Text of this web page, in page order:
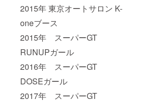
2015年 東京オートサロン K-
oneブース
2015年 スーパーGT
RUNUPガール
2016年 スーパーGT
DOSEガール
2017年 スーパーGT